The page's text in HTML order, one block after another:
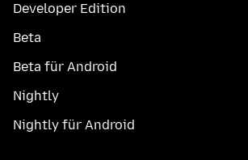
Developer Edition
Beta
Beta für Android
Nightly
Nightly für Android